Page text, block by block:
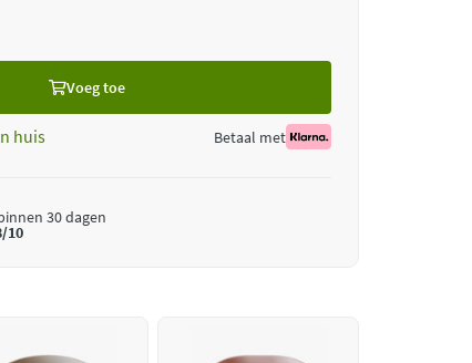
Voeg toe
huis Betaal met
30 dagen
10